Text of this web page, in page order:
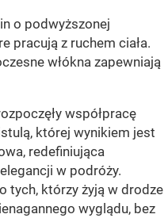
o podwyższonej
pracują z ruchem ciała.
włókna zapewniają
współpracę
której wynikiem jest
redefiniująca
w podróży.
tych, którzy żyją w drodze
wyglądu, bez